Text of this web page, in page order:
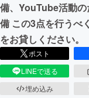
CAMPFIRE
CAMPFIRE
備、YouTube活動
備 この3点を行うべ
をお貸しください。
ポスト
LINEで送る
埋め込み